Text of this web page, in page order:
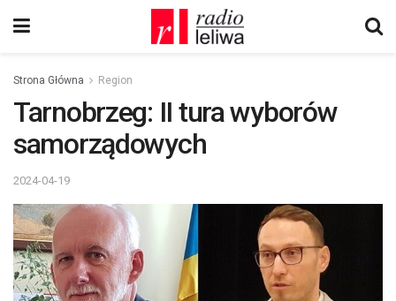
Strona Główna Region
Tarnobrzeg: II tura wyborów
samorządowych
2024-04-19